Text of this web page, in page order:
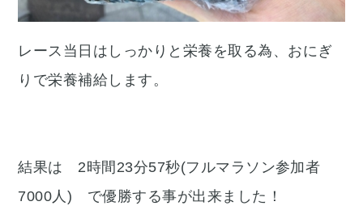
レース当日はしっかりと栄養を取る為、おにぎ
りで栄養補給します。
結果は 2時間23分57秒(フルマラソン参加者
7000人) で優勝する事が出来ました！